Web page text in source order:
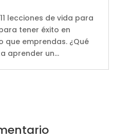
lecciones de vida para
tener éxito en
que emprendas. ¿Qué
aprender un...